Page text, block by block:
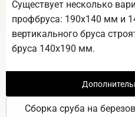
Существует несколько
профбруса: 190х140 мм и
вертикального бруса
бруса 140х190 мм.
Сборка сруба на